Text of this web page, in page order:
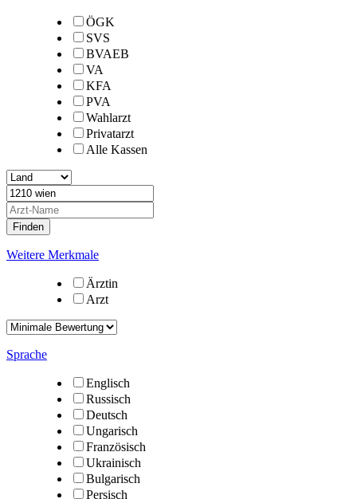
ÖGK
SVS
BVAEB
VA
KFA
PVA
Wahlarzt
Privatarzt
Alle Kassen
Weitere Merkmale
Ärztin
Arzt
Sprache
Englisch
Russisch
Deutsch
Ungarisch
Französisch
Ukrainisch
Bulgarisch
Persisch